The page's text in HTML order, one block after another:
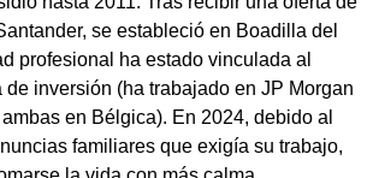
se estableció en Boadilla del
profesional ha estado vinculada al
de inversión (ha trabajado en JP Morgan
en Bélgica). En 2024, debido al
familiares que exigía su trabajo,